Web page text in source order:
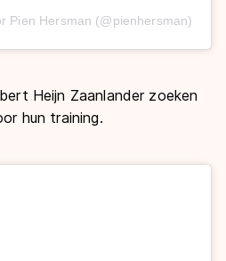
Pien Hersman (@pienhersman)
Heijn Zaanlander zoeken
hun training.